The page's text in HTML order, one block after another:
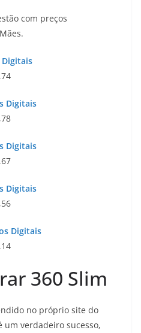
com preços
Digitais
Digitais
Digitais
Digitais
Digitais
360 Slim
no próprio site do
um verdadeiro sucesso,